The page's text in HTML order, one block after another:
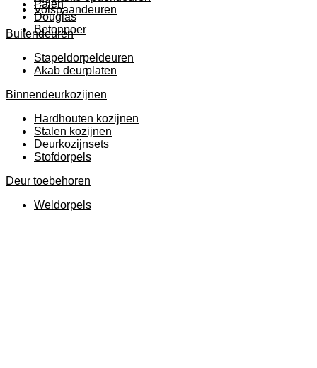
Palen
Douglas
Betonpoer
Volspaandeuren
Buitendeuren
Stapeldorpeldeuren
Akab deurplaten
Binnendeurkozijnen
Hardhouten kozijnen
Stalen kozijnen
Deurkozijnsets
Stofdorpels
Deur toebehoren
Weldorpels